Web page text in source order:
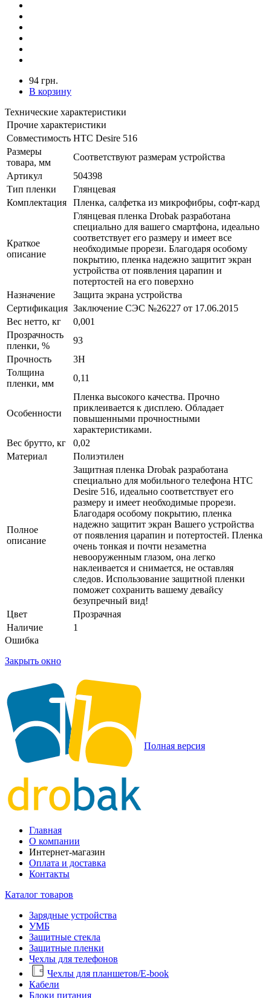
94 грн.
В корзину
Технические характеристики
Прочие характеристики
Совместимость HTC Desire 516
Размеры
товара, мм
Соответствуют размерам устройства
Артикул
504398
Тип пленки
Глянцевая
Комплектация
Пленка, салфетка из микрофибры, софт-кард
Краткое
описание
Глянцевая пленка Drobak разработана
специально для вашего смартфона, идеально
соответствует его размеру и имеет все
необходимые прорези. Благодаря особому
покрытию, пленка надежно защитит экран
устройства от появления царапин и
потертостей на его поверхно
Назначение
Защита экрана устройства
Сертификация Заключение СЭС №26227 от 17.06.2015
Вес нетто, кг
0,001
Прозрачность
пленки, %
93
Прочность
3H
Толщина
пленки, мм
0,11
Особенности
Пленка высокого качества. Прочно
приклеивается к дисплею. Обладает
повышенными прочностными
характеристиками.
Вес брутто, кг
0,02
Материал
Полиэтилен
Полное
описание
Защитная пленка Drobak разработана
специально для мобильного телефона HTC
Desire 516, идеально соответствует его
размеру и имеет необходимые прорези.
Благодаря особому покрытию, пленка
надежно защитит экран Вашего устройства
от появления царапин и потертостей. Пленка
очень тонкая и почти незаметна
невооруженным глазом, она легко
наклеивается и снимается, не оставляя
следов. Использование защитной пленки
поможет сохранить вашему девайсу
безупречный вид!
Цвет
Прозрачная
Наличие
1
Ошибка
Закрыть окно
Полная версия
Главная
О компании
Интернет-магазин
Оплата и доставка
Контакты
Каталог товаров
Зарядные устройства
УМБ
Защитные стекла
Защитные пленки
Чехлы для телефонов
Чехлы для планшетов/E-book
Кабели
Блоки питания